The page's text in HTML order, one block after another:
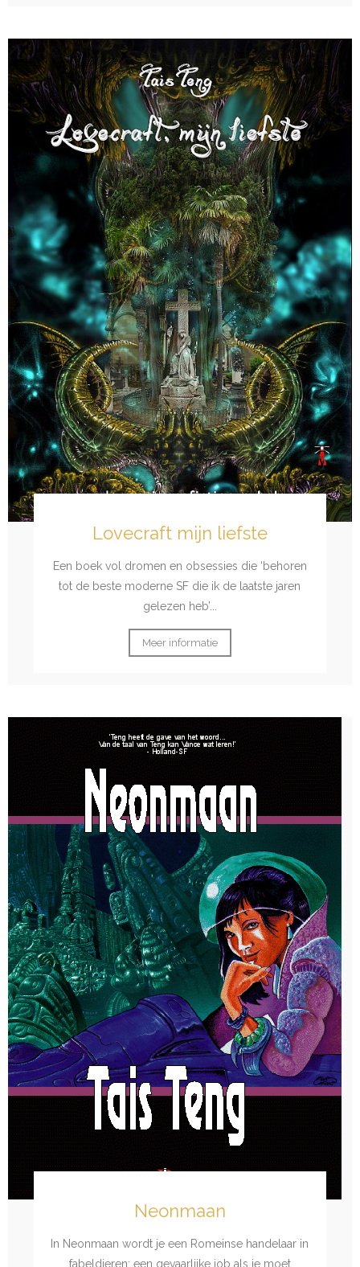
Lovecraft mijn liefste
Een boek vol dromen en obsessies die ‘behoren
tot de beste moderne SF die ik de laatste jaren
gelezen heb’...
Meer informatie
Neonmaan
In Neonmaan wordt je een Romeinse handelaar in
fabeldieren: een gevaarlijke job als je moet